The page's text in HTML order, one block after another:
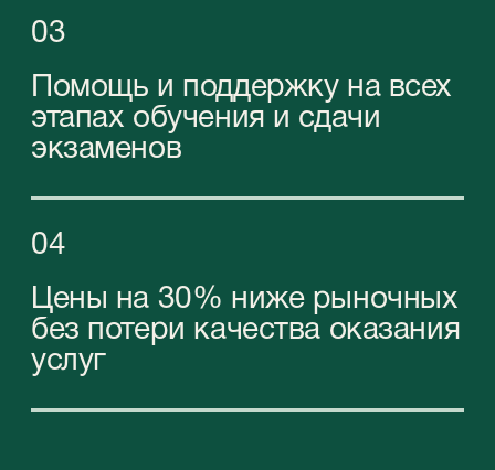
UAE, Dubai, IFZA Business Park, A2 building,
office 105
+971 (4)-446-90-06
inquiry@stablegrowz.com